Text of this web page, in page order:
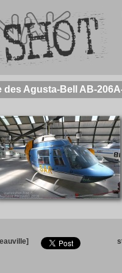
des Agusta-Bell AB-